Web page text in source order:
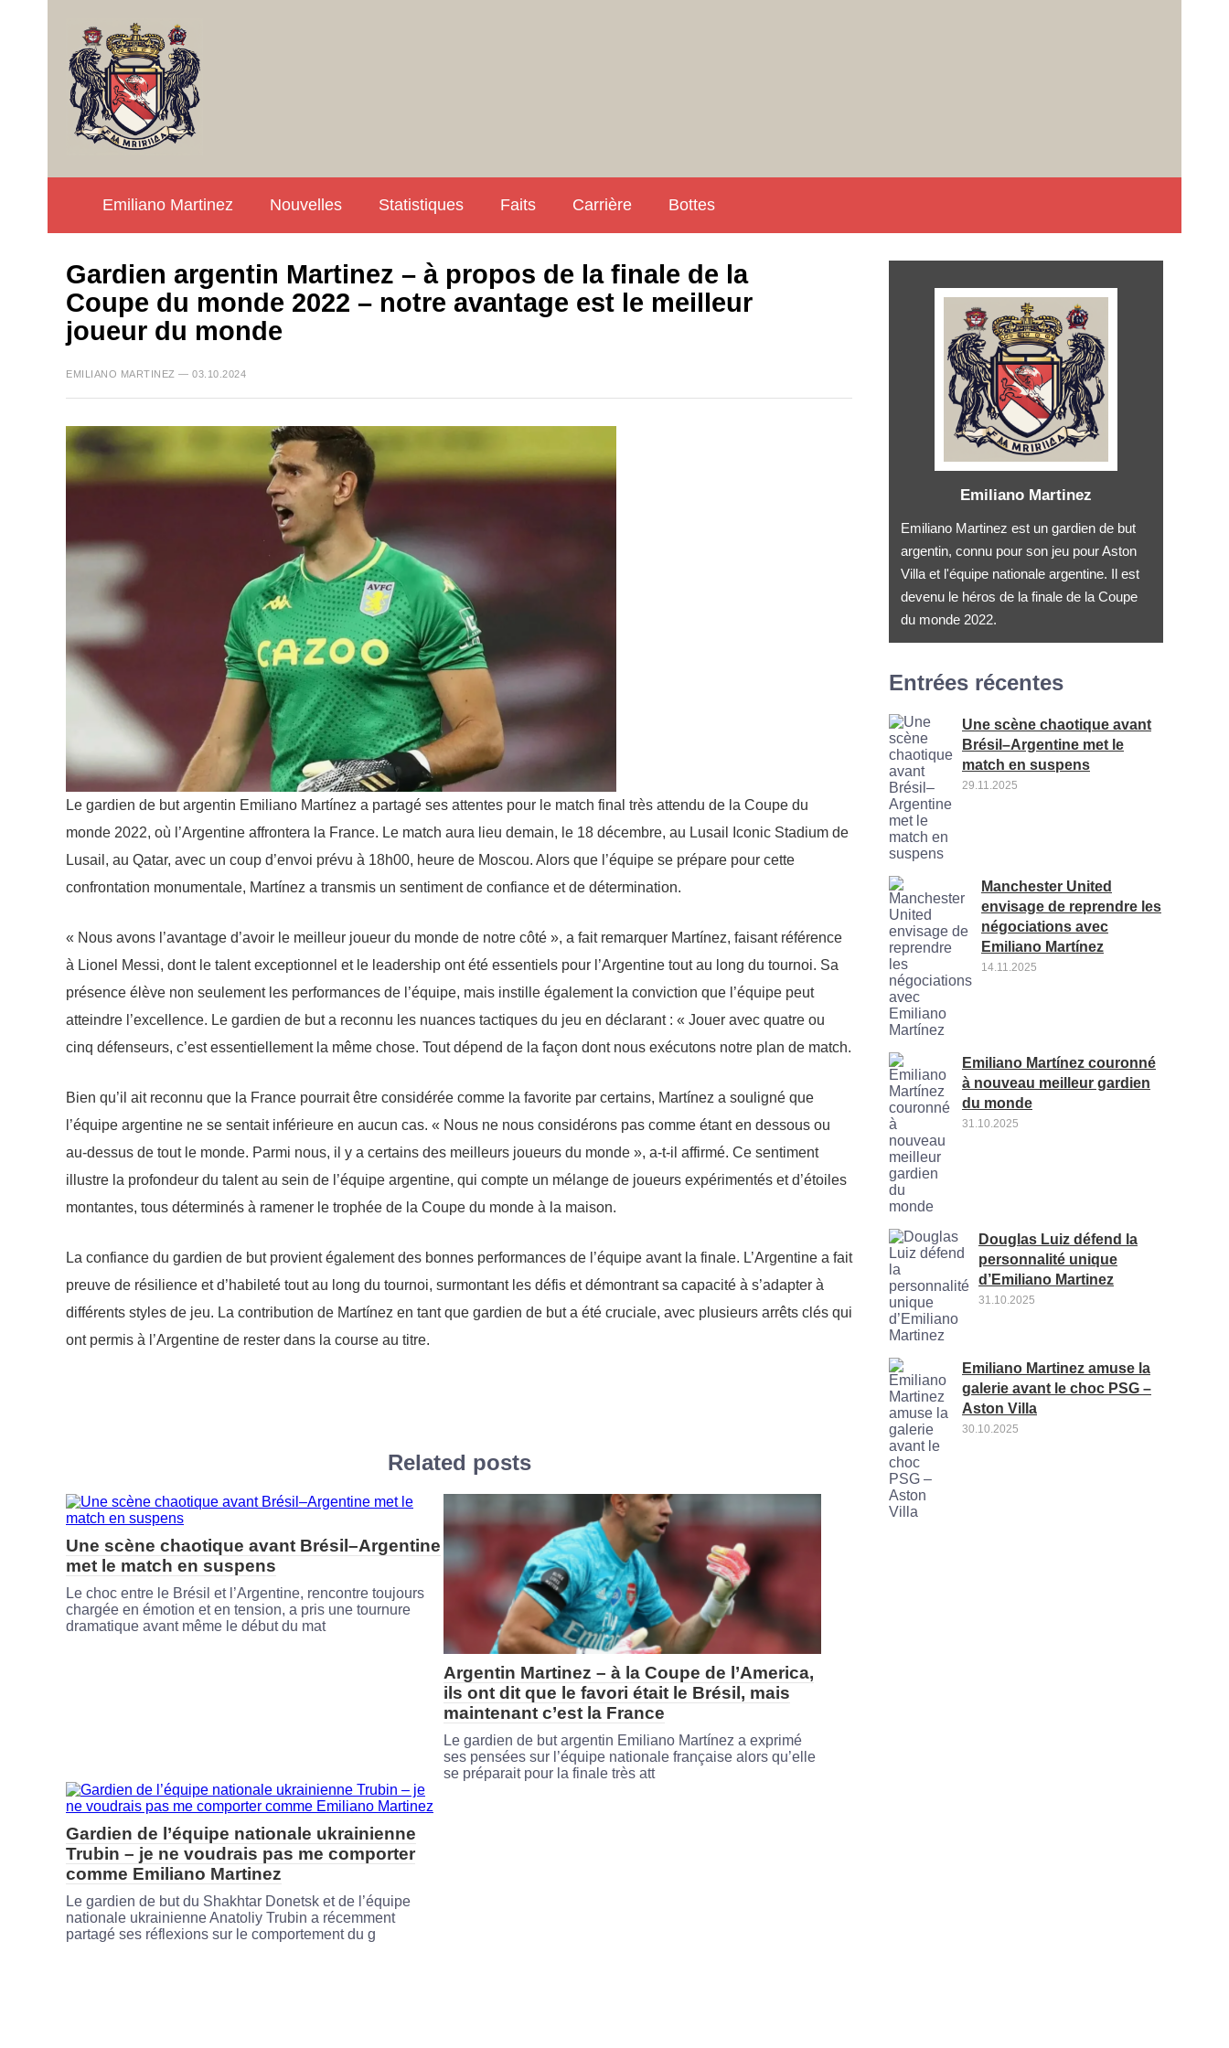
Emiliano Martinez Nouvelles Statistiques Faits Carrière Bottes
Gardien argentin Martinez – à propos de la finale de la
Coupe du monde 2022 – notre avantage est le meilleur
joueur du monde
EMILIANO MARTINEZ — 03.10.2024
Le gardien de but argentin Emiliano Martínez a partagé ses attentes pour le match final très attendu de la Coupe du
monde 2022, où l’Argentine affrontera la France. Le match aura lieu demain, le 18 décembre, au Lusail Iconic Stadium de
Lusail, au Qatar, avec un coup d’envoi prévu à 18h00, heure de Moscou. Alors que l’équipe se prépare pour cette
confrontation monumentale, Martínez a transmis un sentiment de confiance et de détermination.
« Nous avons l’avantage d’avoir le meilleur joueur du monde de notre côté », a fait remarquer Martínez, faisant référence
à Lionel Messi, dont le talent exceptionnel et le leadership ont été essentiels pour l’Argentine tout au long du tournoi. Sa
présence élève non seulement les performances de l’équipe, mais instille également la conviction que l’équipe peut
atteindre l’excellence. Le gardien de but a reconnu les nuances tactiques du jeu en déclarant : « Jouer avec quatre ou
cinq défenseurs, c’est essentiellement la même chose. Tout dépend de la façon dont nous exécutons notre plan de match.
Bien qu’il ait reconnu que la France pourrait être considérée comme la favorite par certains, Martínez a souligné que
l’équipe argentine ne se sentait inférieure en aucun cas. « Nous ne nous considérons pas comme étant en dessous ou
au-dessus de tout le monde. Parmi nous, il y a certains des meilleurs joueurs du monde », a-t-il affirmé. Ce sentiment
illustre la profondeur du talent au sein de l’équipe argentine, qui compte un mélange de joueurs expérimentés et d’étoiles
montantes, tous déterminés à ramener le trophée de la Coupe du monde à la maison.
La confiance du gardien de but provient également des bonnes performances de l’équipe avant la finale. L’Argentine a fait
preuve de résilience et d’habileté tout au long du tournoi, surmontant les défis et démontrant sa capacité à s’adapter à
différents styles de jeu. La contribution de Martínez en tant que gardien de but a été cruciale, avec plusieurs arrêts clés qui
ont permis à l’Argentine de rester dans la course au titre.
Related posts
Une scène chaotique avant Brésil–Argentine
met le match en suspens
Le choc entre le Brésil et l’Argentine, rencontre toujours
chargée en émotion et en tension, a pris une tournure
dramatique avant même le début du mat
Argentin Martinez – à la Coupe de l’America,
ils ont dit que le favori était le Brésil, mais
maintenant c’est la France
Le gardien de but argentin Emiliano Martínez a exprimé
ses pensées sur l’équipe nationale française alors qu’elle
se préparait pour la finale très att
Gardien de l’équipe nationale ukrainienne
Trubin – je ne voudrais pas me comporter
comme Emiliano Martinez
Le gardien de but du Shakhtar Donetsk et de l’équipe
nationale ukrainienne Anatoliy Trubin a récemment
partagé ses réflexions sur le comportement du g
Emiliano Martinez
Emiliano Martinez est un gardien de but
argentin, connu pour son jeu pour Aston
Villa et l'équipe nationale argentine. Il est
devenu le héros de la finale de la Coupe
du monde 2022.
Entrées récentes
Une scène chaotique avant
Brésil–Argentine met le
match en suspens
29.11.2025
Manchester United
envisage de reprendre les
négociations avec
Emiliano Martínez
14.11.2025
Emiliano Martínez couronné
à nouveau meilleur gardien
du monde
31.10.2025
Douglas Luiz défend la
personnalité unique
d’Emiliano Martinez
31.10.2025
Emiliano Martinez amuse la
galerie avant le choc PSG –
Aston Villa
30.10.2025